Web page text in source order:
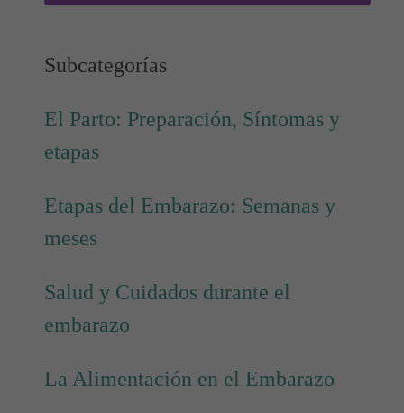
Subcategorías
El Parto: Preparación, Síntomas y
etapas
Etapas del Embarazo: Semanas y
meses
Salud y Cuidados durante el
embarazo
La Alimentación en el Embarazo